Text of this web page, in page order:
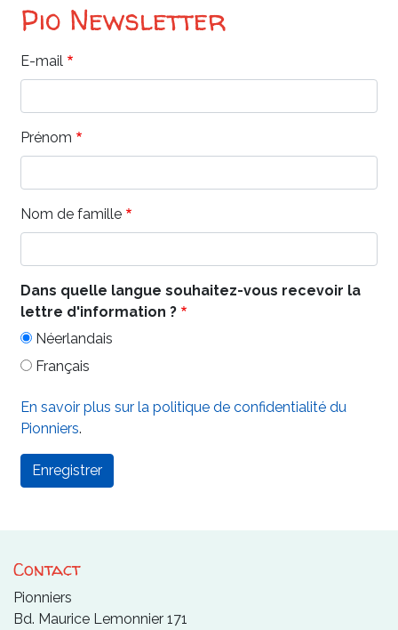
Pio Newsletter
Contact
E-mail
Prénom
Nom de famille
Dans quelle langue souhaitez-vous recevoir la
lettre d'information ?
Néerlandais
Français
En savoir plus sur la politique de confidentialité du
Pionniers.
Contact
Pionniers
Bd. Maurice Lemonnier 171